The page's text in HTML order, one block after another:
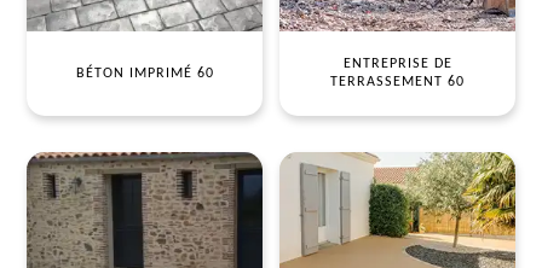
BÉTON IMPRIMÉ 60
ENTREPRISE DE
TERRASSEMENT 60